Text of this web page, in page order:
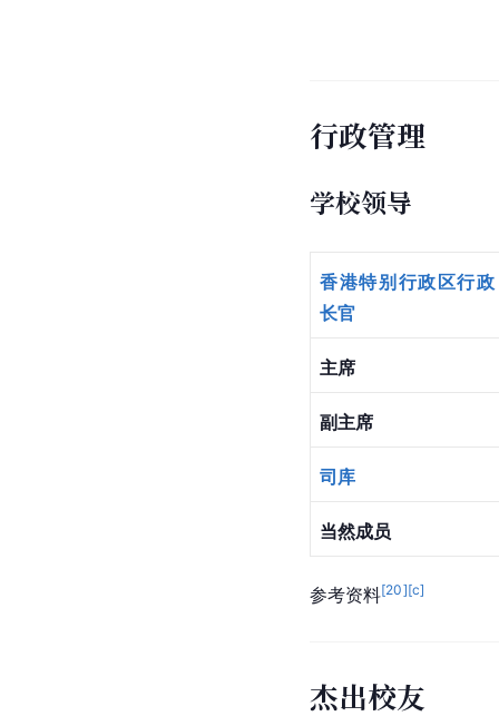
行政管理
学校领导
香港特别行政区行政
长官
主席
副主席
司库
当然成员
参考资料[20][c]
杰出校友